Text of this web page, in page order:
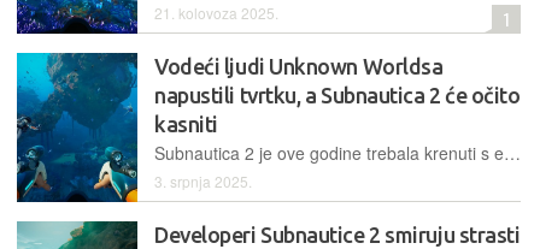
21. kolovoza 2025. 1
Vodeći ljudi Unknown Worldsa
napustili tvrtku, a Subnautica 2 će očito
kasniti
Subnautica 2 je ove godine trebala krenuti s early accessom, no uslijed nedavnih internih previranja malo je vjerojatno da ćemo je zaigrati ove godine
3. srpnja 2025.
Developeri Subnautice 2 smiruju strasti